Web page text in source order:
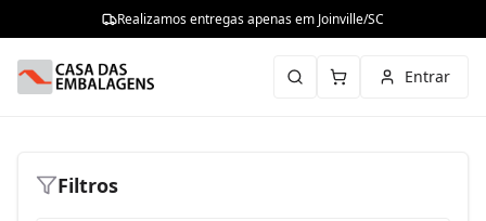
Realizamos entregas apenas em Joinville/SC
Entrar
Filtros